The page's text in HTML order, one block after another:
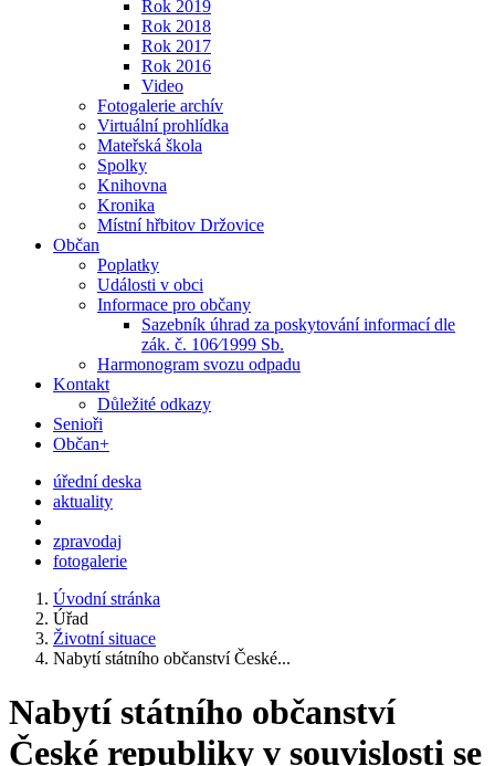
Rok 2019
Rok 2018
Rok 2017
Rok 2016
Video
Fotogalerie archív
Virtuální prohlídka
Mateřská škola
Spolky
Knihovna
Kronika
Místní hřbitov Držovice
Občan
Poplatky
Události v obci
Informace pro občany
Sazebník úhrad za poskytování informací dle
zák. č. 106⁄1999 Sb.
Harmonogram svozu odpadu
Kontakt
Důležité odkazy
Senioři
Občan+
úřední deska
aktuality
zpravodaj
fotogalerie
Úvodní stránka
Úřad
Životní situace
Nabytí státního občanství České...
Nabytí státního občanství
České republiky v souvislosti se